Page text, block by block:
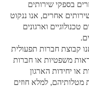
בספקי שירותים
אחרים, אנו ננקוט
וארגונים
קבוצת חברות תפעולית
משפטיות או חברות
או יחידות הארגון
למלא חוזים